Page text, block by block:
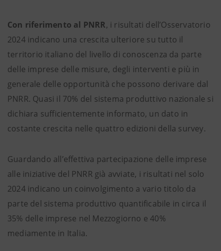
Con riferimento al PNRR, i risultati dell’Osservatorio
2024 indicano una crescita ulteriore su tutto il
territorio italiano del livello di conoscenza da parte
delle imprese delle misure, degli interventi e più in
generale delle opportunità che possono derivare dal
PNRR. Quasi il 70% del sistema produttivo nazionale si
dichiara sufficientemente informato, un dato in
costante crescita nelle quattro edizioni della survey.
Guardando all’effettiva partecipazione delle imprese
alle iniziative del PNRR già avviate, i risultati nel solo
2024 indicano un coinvolgimento a vario titolo da
parte del sistema produttivo quantificabile in circa il
35% delle imprese nel Mezzogiorno e 40%
mediamente in Italia.